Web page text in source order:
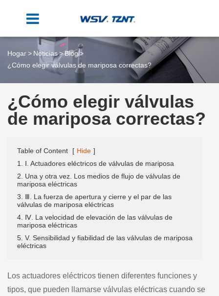
Hogar Noticias
Blog
¿Cómo elegir válvulas de mariposa correctas?
¿Cómo elegir válvulas
de mariposa correctas?
Table of Content [ Hide ]
1. Ⅰ. Actuadores eléctricos de válvulas de mariposa
2. Una y otra vez. Los medios de flujo de válvulas de
mariposa eléctricas
3. Ⅲ. La fuerza de apertura y cierre y el par de las
válvulas de mariposa eléctricas
4. Ⅳ. La velocidad de elevación de las válvulas de
mariposa eléctricas
5. V. Sensibilidad y fiabilidad de las válvulas de mariposa
eléctricas
Los actuadores eléctricos tienen diferentes funciones y
tipos, que pueden llamarse válvulas eléctricas cuando se